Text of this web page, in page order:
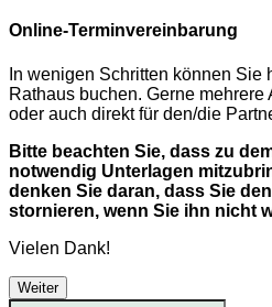
Online-Terminvereinbarung
In wenigen Schritten können Sie
Rathaus buchen. Gerne
oder auch direkt für den/die
Bitte beachten Sie, dass zu
notwendig Unterlagen
denken Sie daran, dass Sie
stornieren, wenn Sie ihn nicht
Vielen Dank!
Weiter